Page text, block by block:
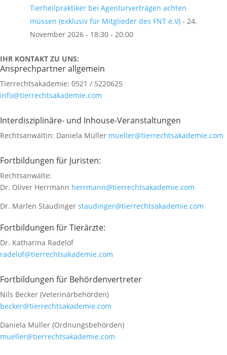
Tierheilpraktiker bei Agenturverträgen achten
müssen (exklusiv für Mitglieder des FNT e.V)- 24.
November 2026 - 18:30 - 20:00
IHR KONTAKT ZU UNS:
Ansprechpartner allgemein
Tierrechtsakademie: 0521 / 5220625
info@tierrechtsakademie.com
Interdisziplinäre- und Inhouse-Veranstaltungen
Rechtsanwältin: Daniela Müller mueller@tierrechtsakademie.com
Fortbildungen für Juristen:
Rechtsanwälte:
Dr. Oliver Herrmann herrmann@tierrechtsakademie.com
Dr. Marlen Staudinger staudinger@tierrechtsakademie.com
Fortbildungen für Tierärzte:
Dr. Katharina Radelof
radelof@tierrechtsakademie.com
Fortbildungen für Behördenvertreter
Nils Becker (Veterinärbehörden)
becker@tierrechtsakademie.com
Daniela Müller (Ordnungsbehörden)
mueller@tierrechtsakademie.com